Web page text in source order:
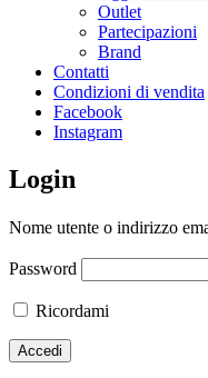
Outlet
Partecipazioni
Brand
Contatti
Condizioni di vendita
Facebook
Instagram
Login
Nome utente o indirizzo
Password
Ricordami